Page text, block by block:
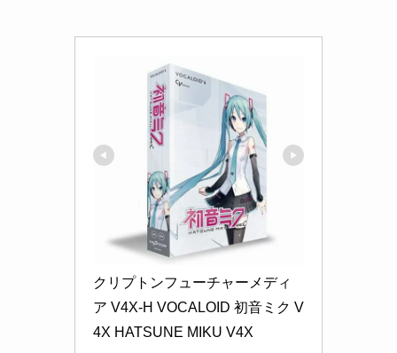
クリプトンフューチャーメディ
ア V4X-H VOCALOID 初音ミク V
4X HATSUNE MIKU V4X